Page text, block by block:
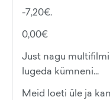
-7,20€.
0,00€
Just nagu
lugeda kümneni...
Meid loeti üle ja